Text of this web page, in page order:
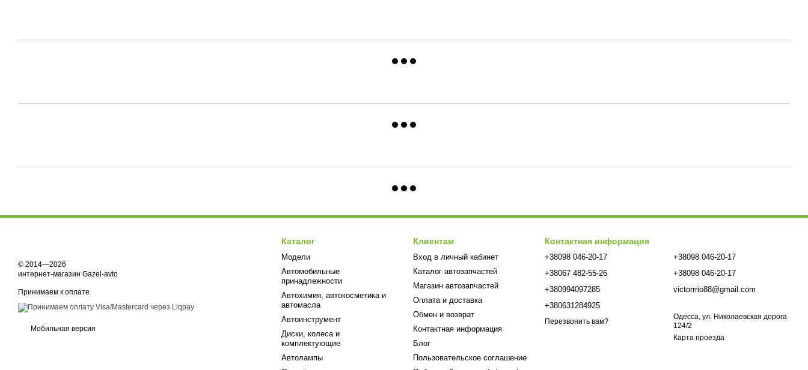
© 2014—2026
интернет-магазин Gazel-avto
Принимаем к оплате
Мобильная версия
Каталог
Модели
Автомобильные
принадлежности
Автохимия, автокосметика и
автомасла
Автоинструмент
Диски, колеса и
комплектующие
Автолампы
Клиентам
Вход в личный кабинет
Каталог автозапчастей
Магазин автозапчастей
Оплата и доставка
Обмен и возврат
Контактная информация
Блог
Пользовательское соглашение
Контактная информация
+38098 046-20-17
+38067 482-55-26
+380994097285
+380631284925
Перезвонить вам?
+38098 046-20-17
+38098 046-20-17
victorrrio88@gmail.com
Одесса, ул. Николаевская дорога
124/2
Карта проезда